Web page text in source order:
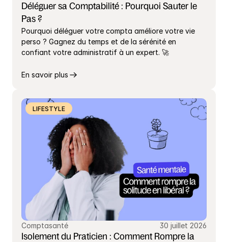
Déléguer sa Comptabilité : Pourquoi Sauter le
Pas ?
Pourquoi déléguer votre compta améliore votre vie
perso ? Gagnez du temps et de la sérénité en
confiant votre administratif à un expert. 🚀
En savoir plus
LIFESTYLE
Comptasanté 30 juillet 2026
Isolement du Praticien : Comment Rompre la